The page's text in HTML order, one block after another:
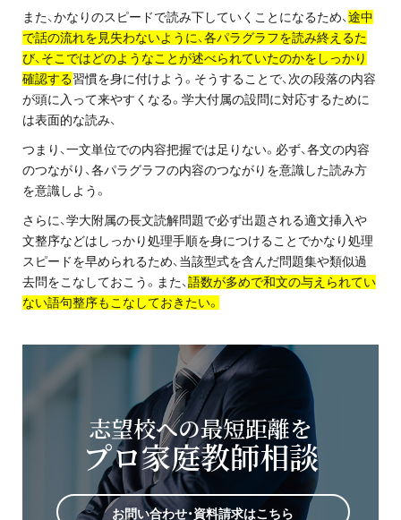
また、かなりのスピードで読み下していくことになるため、途中
で話の流れを見失わないように、各パラグラフを読み終えるた
び、そこではどのようなことが述べられていたのかをしっかり
確認する習慣を身に付けよう。そうすることで、次の段落の内容
が頭に入って来やすくなる。学大付属の設問に対応するために
は表面的な読み、
つまり、一文単位での内容把握では足りない。必ず、各文の内容
のつながり、各パラグラフの内容のつながりを意識した読み方
を意識しよう。
さらに、学大附属の長文読解問題で必ず出題される適文挿入や
文整序などはしっかり処理手順を身につけることでかなり処理
スピードを早められるため、当該型式を含んだ問題集や類似過
去問をこなしておこう。また、語数が多めで和文の与えられてい
ない語句整序もこなしておきたい。
志望校への最短距離を
プロ家庭教師相談
お問い合わせ・資料請求はこちら